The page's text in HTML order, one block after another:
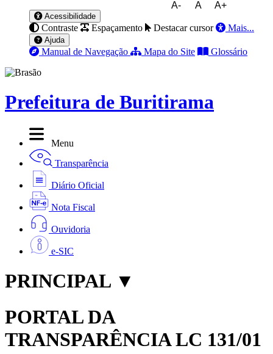
A- A A+
Acessibilidade
Contraste Espaçamento Destacar cursor Mais...
Ajuda
Manual de Navegação Mapa do Site Glossário
Prefeitura de Buritirama
Menu
Transparência
Diário Oficial
Nota Fiscal
Ouvidoria
e-SIC
PRINCIPAL ▼
PORTAL DA
TRANSPARÊNCIA LC 131/01